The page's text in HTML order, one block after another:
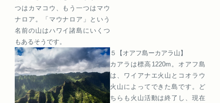
つはカマコウ、もう一つはマウ
ナロア。「マウナロア」という
名前の山はハワイ諸島にいくつ
もあるそうです。
５【オアフ島ーカアラ山】
カアラは標高1220m。オアフ島
は、ワイアナエ火山とコオラウ
火山によってできた島です。ど
ちらも火山活動は終了し、現在